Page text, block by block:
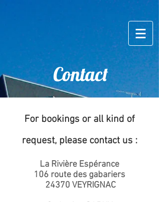
Contact
For bookings or all kind of
request, please contact us :
La Rivière Espérance
106 route des gabariers
24370 VEYRIGNAC